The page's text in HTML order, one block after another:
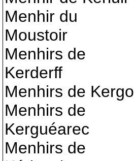
Menhir du
Moustoir
Menhirs de
Kerderff
Menhirs de Kergo
Menhirs de
Kerguéarec
Menhirs de